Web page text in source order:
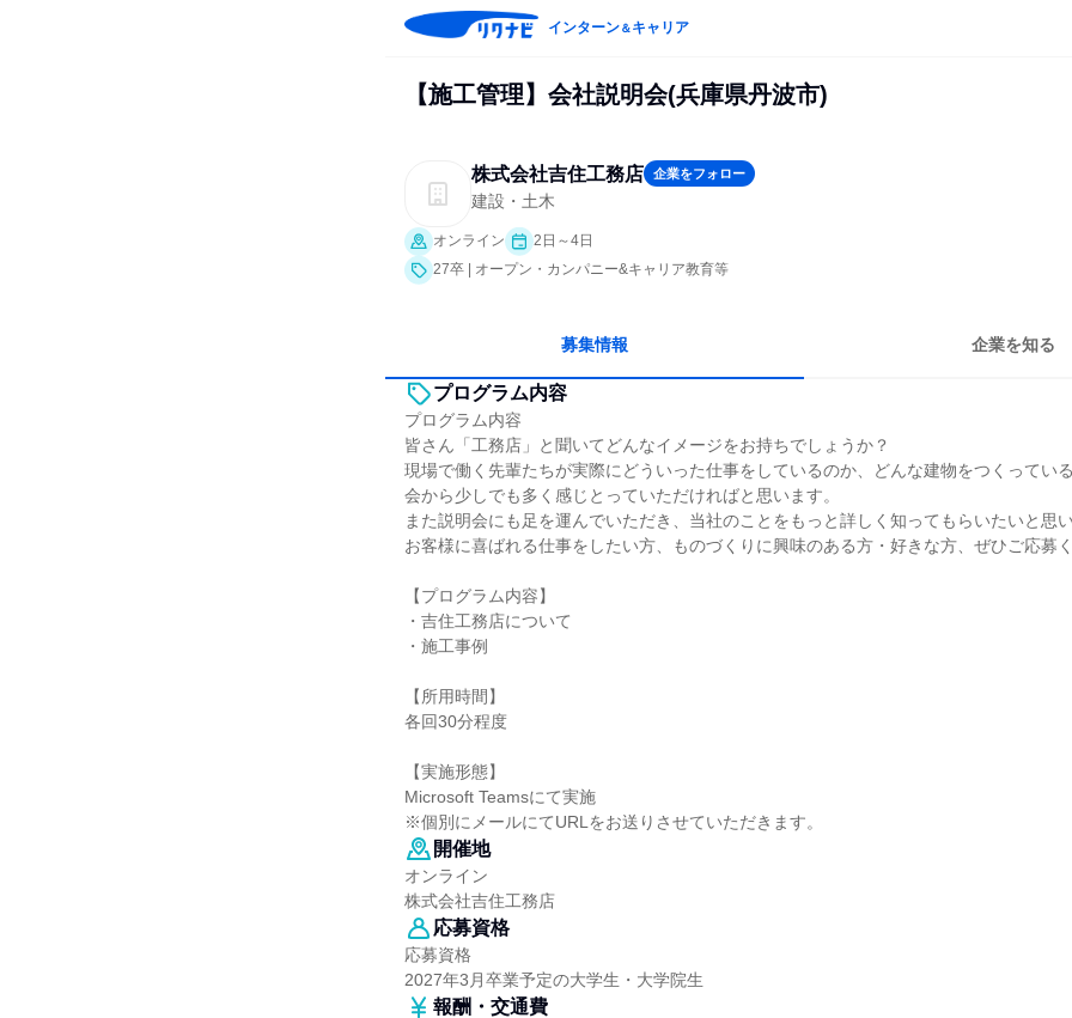
インターン＆キャリア
【施工管理】会社説明会(兵庫県丹波市)
株式会社吉住工務店 企業をフォロー
建設・土木
オンライン
2日～4日
27卒 | オープン・カンパニー&キャリア教育等
募集情報 企業を知る
プログラム内容
プログラム内容
皆さん「工務店」と聞いてどんなイメージをお持ちでしょうか？
現場で働く先輩たちが実際にどういった仕事をしているのか、どんな建物をつくってい
会から少しでも多く感じとっていただければと思います。
また説明会にも足を運んでいただき、当社のことをもっと詳しく知ってもらいたいと思い
お客様に喜ばれる仕事をしたい方、ものづくりに興味のある方・好きな方、ぜひご応募
【プログラム内容】
・吉住工務店について
・施工事例
【所用時間】
各回30分程度
【実施形態】
Microsoft Teamsにて実施
※個別にメールにてURLをお送りさせていただきます。
開催地
オンライン
株式会社吉住工務店
応募資格
応募資格
2027年3月卒業予定の大学生・大学院生
報酬・交通費